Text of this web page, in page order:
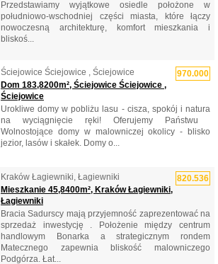
Przedstawiamy wyjątkowe osiedle położone w
południowo-wschodniej części miasta, które łączy
nowoczesną architekturę, komfort mieszkania i
bliskoś...
970.000
Ściejowice Ściejowice , Ściejowice
Dom 183,8200m², Ściejowice Ściejowice ,
Ściejowice
Urokliwe domy w pobliżu lasu - cisza, spokój i natura
na wyciągnięcie ręki! Oferujemy Państwu ​​
Wolnostojące domy w malowniczej okolicy - blisko
jezior, lasów i skałek. Domy o...
820.536
Kraków Łagiewniki, Łagiewniki
Mieszkanie 45,8400m², Kraków Łagiewniki,
Łagiewniki
Bracia Sadurscy mają przyjemność zaprezentować na
sprzedaż inwestycję . Położenie między centrum
handlowym Bonarka a strategicznym rondem
Matecznego zapewnia bliskość malowniczego
Podgórza. Łat...